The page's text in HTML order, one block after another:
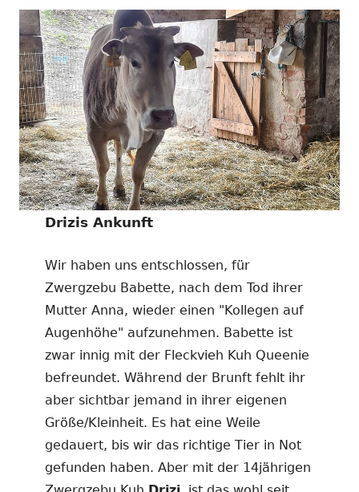
Drizis Ankunft
Wir haben uns entschlossen, für
Zwergzebu Babette, nach dem Tod ihrer
Mutter Anna, wieder einen "Kollegen auf
Augenhöhe" aufzunehmen. Babette ist
zwar innig mit der Fleckvieh Kuh Queenie
befreundet. Während der Brunft fehlt ihr
aber sichtbar jemand in ihrer eigenen
Größe/Kleinheit. Es hat eine Weile
gedauert, bis wir das richtige Tier in Not
gefunden haben. Aber mit der 14jährigen